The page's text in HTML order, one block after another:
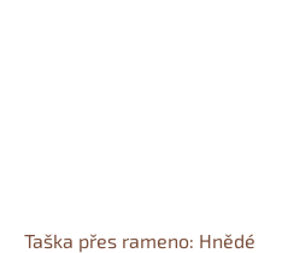
Taška přes rameno: Hnědé